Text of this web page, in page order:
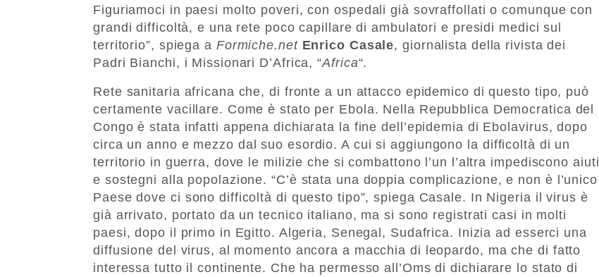
Figuriamoci in paesi molto poveri, con ospedali già sovraffollati o comunque con
grandi difficoltà, e una rete poco capillare di ambulatori e presidi medici sul
territorio”, spiega a Formiche.net Enrico Casale, giornalista della rivista dei
Padri Bianchi, i Missionari D’Africa, “Africa“.
Rete sanitaria africana che, di fronte a un attacco epidemico di questo tipo, può
certamente vacillare. Come è stato per Ebola. Nella Repubblica Democratica del
Congo è stata infatti appena dichiarata la fine dell’epidemia di Ebolavirus, dopo
circa un anno e mezzo dal suo esordio. A cui si aggiungono la difficoltà di un
territorio in guerra, dove le milizie che si combattono l’un l’altra impediscono aiuti
e sostegni alla popolazione. “C’è stata una doppia complicazione, e non è l’unico
Paese dove ci sono difficoltà di questo tipo”, spiega Casale. In Nigeria il virus è
già arrivato, portato da un tecnico italiano, ma si sono registrati casi in molti
paesi, dopo il primo in Egitto. Algeria, Senegal, Sudafrica. Inizia ad esserci una
diffusione del virus, al momento ancora a macchia di leopardo, ma che di fatto
interessa tutto il continente. Che ha permesso all’Oms di dichiarare lo stato di